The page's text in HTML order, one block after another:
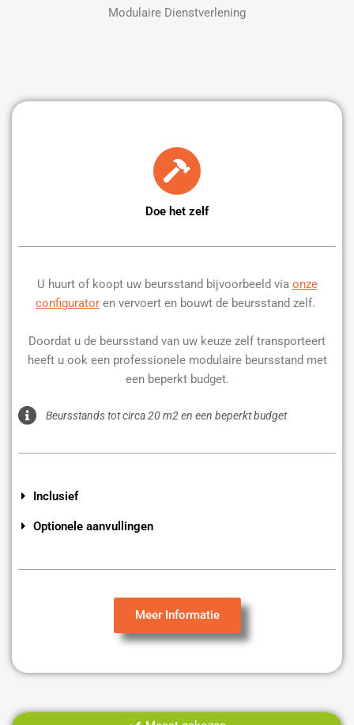
Modulaire Dienstverlening
Doe het zelf
U huurt of koopt uw beursstand bijvoorbeeld via onze
configurator en vervoert en bouwt de beursstand zelf.
Doordat u de beursstand van uw keuze zelf transporteert
heeft u ook een professionele modulaire beursstand met
een beperkt budget.
Beursstands tot circa 20 m2 en een beperkt budget
Inclusief
Optionele aanvullingen
Meer Informatie